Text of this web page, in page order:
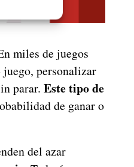
miles de juegos
juego, personalizar
parar. Este tipo de
de ganar o
del azar